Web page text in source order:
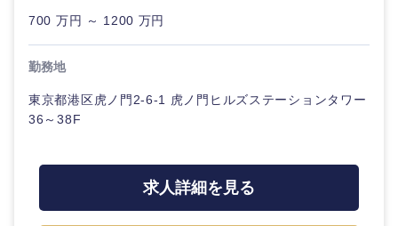
近畿地方
700 万円 ～ 1200 万円
勤務地
東京都港区虎ノ門2-6-1 虎ノ門ヒルズステーションタワー
36～38F
求人詳細を見る